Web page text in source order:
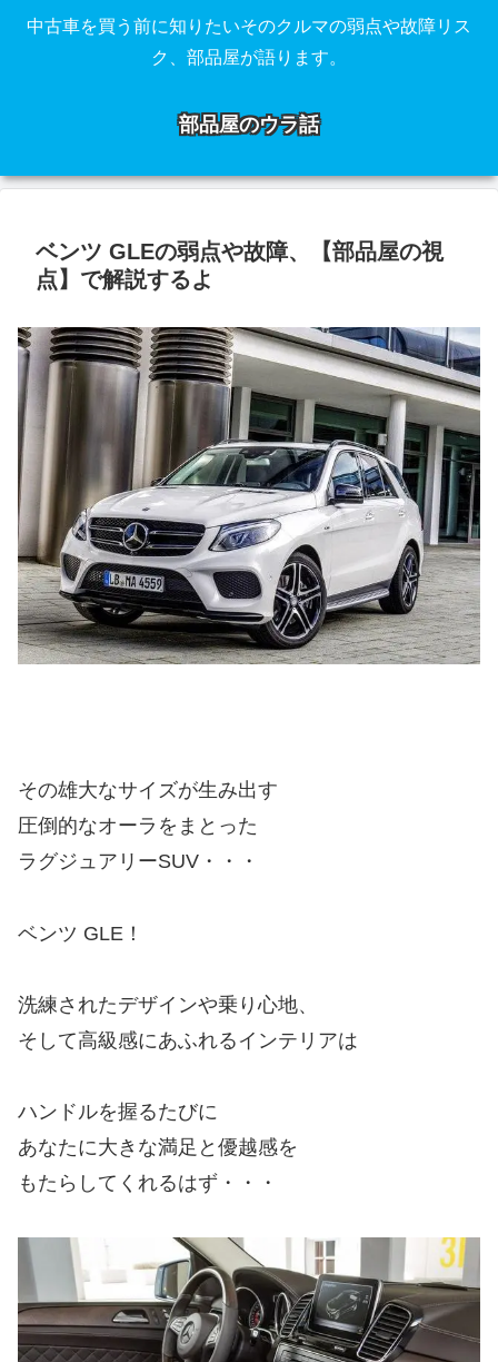
中古車を買う前に知りたいそのクルマの弱点や故障リス
ク、部品屋が語ります。
部品屋のウラ話
ベンツ GLEの弱点や故障、【部品屋の視
点】で解説するよ
その雄大なサイズが生み出す
圧倒的なオーラをまとった
ラグジュアリーSUV・・・
ベンツ GLE！
洗練されたデザインや乗り心地、
そして高級感にあふれるインテリアは
ハンドルを握るたびに
あなたに大きな満足と優越感を
もたらしてくれるはず・・・